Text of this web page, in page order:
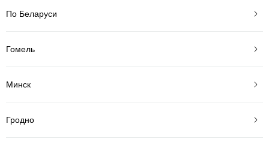
По Беларуси
Гомель
Минск
Гродно